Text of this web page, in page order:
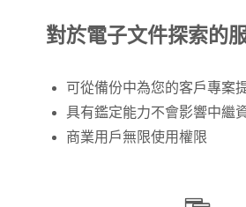
對於電子文件探索的
可從備份中為您的客戶專案
具有鑑定能力不會影響中繼
商業用戶無限使用權限